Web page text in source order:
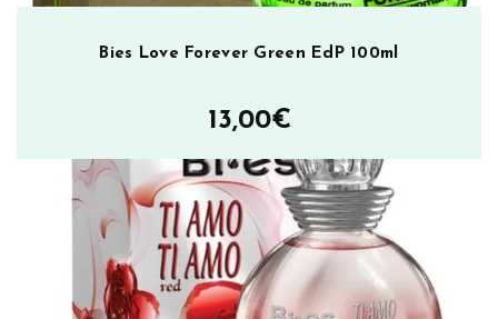
Bies Love Forever Green EdP 100ml
13,00€